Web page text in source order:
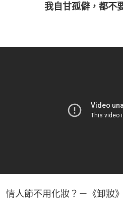
我自甘孤僻，都不
情人節不用化妝？－《卸妝》